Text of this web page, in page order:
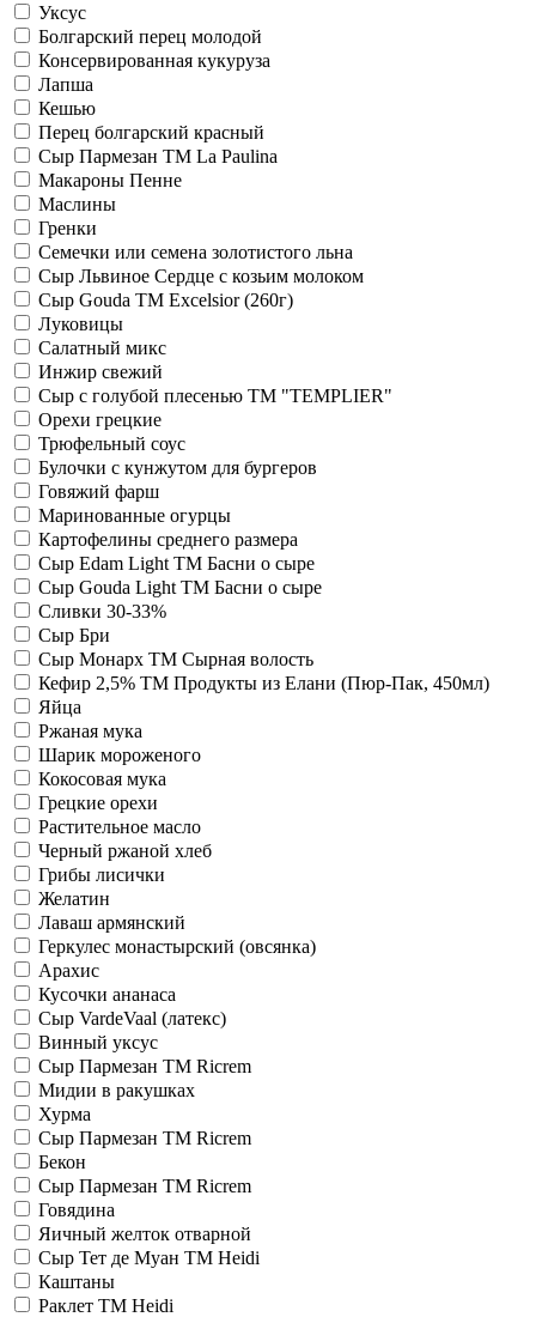
Уксус
Болгарский перец молодой
Консервированная кукуруза
Лапша
Кешью
Перец болгарский красный
Сыр Пармезан TM La Paulina
Макароны Пенне
Маслины
Гренки
Семечки или семена золотистого льна
Сыр Львиное Сердце с козьим молоком
Сыр Gouda ТМ Excelsior (260г)
Луковицы
Салатный микс
Инжир свежий
Сыр с голубой плесенью ТМ "TEMPLIER"
Орехи грецкие
Трюфельный соус
Булочки с кунжутом для бургеров
Говяжий фарш
Маринованные огурцы
Картофелины среднего размера
Сыр Edam Light ТМ Басни о сыре
Сыр Gouda Light ТМ Басни о сыре
Сливки 30-33%
Сыр Бри
Сыр Монарх ТМ Сырная волость
Кефир 2,5% TM Продукты из Елани (Пюр-Пак, 450мл)
Яйца
Ржаная мука
Шарик мороженого
Кокосовая мука
Грецкие орехи
Растительное масло
Черный ржаной хлеб
Грибы лисички
Желатин
Лаваш армянский
Геркулес монастырский (овсянка)
Арахис
Кусочки ананаса
Сыр VardeVaal (латекс)
Винный уксус
Сыр Пармезан ТМ Ricrem
Мидии в ракушках
Хурма
Сыр Пармезан ТМ Ricrem
Бекон
Сыр Пармезан ТМ Ricrem
Говядина
Яичный желток отварной
Сыр Тет де Муан ТМ Heidi
Каштаны
Раклет ТМ Heidi